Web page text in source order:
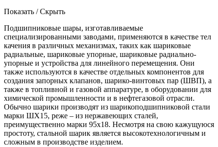
Показать / Скрыть
Подшипниковые шары, изготавливаемые
специализированными заводами, применяются в качестве тел
качения в различных механизмах, таких как шариковые
радиальные, шариковые упорные, шариковые радиально-
упорные и устройства для линейного перемещения. Они
также используются в качестве отдельных компонентов для
создания запорных клапанов, шарико-винтовых пар (ШВП), а
также в топливной и газовой аппаратуре, в оборудовании для
химической промышленности и в нефтегазовой отрасли.
Обычно шарики производят из шарикоподшипниковой стали
марки ШХ15, реже – из нержавеющих сталей,
преимущественно марки 95х18. Несмотря на свою кажущуюся
простоту, стальной шарик является высокотехнологичным и
сложным в производстве изделием.